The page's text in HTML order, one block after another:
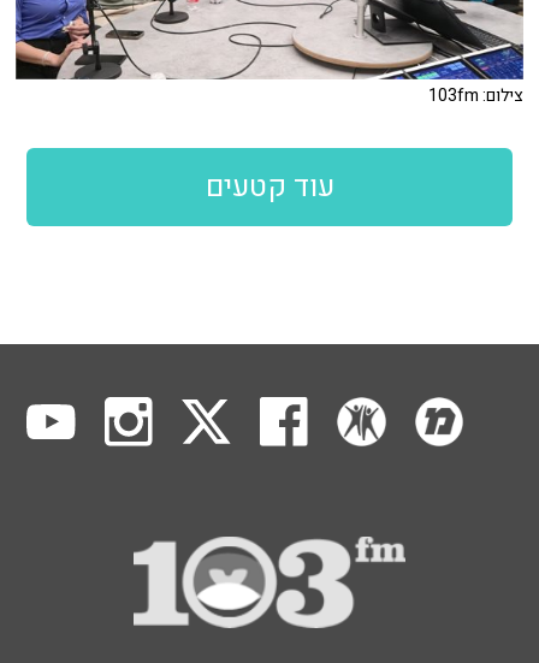
צילום: 103fm
עוד קטעים